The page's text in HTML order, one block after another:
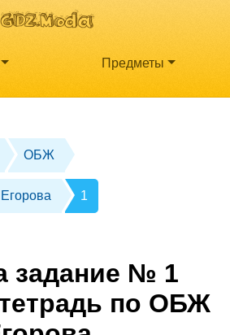
Предметы
ОБЖ
1
задание № 1
по ОБЖ